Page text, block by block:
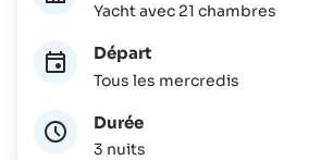
Yacht avec 21 chambres
Départ
Tous les mercredis
Durée
3 nuits